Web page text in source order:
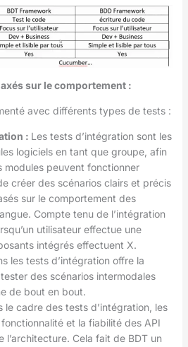
sur le comportement :
avec différents types de tests :
: Les tests d’intégration sont les
logiciels en tant que groupe, afin
modules peuvent fonctionner
créer des scénarios clairs et précis
sur le comportement des
Compte tenu de l’intégration
utilisateur effectue une
intégrés effectuent X.
les tests d’intégration offre la
des scénarios intermodales
de bout en bout.
le cadre des tests d’intégration, les
et la fiabilité des API
l’architecture. Cela fait de BDT un